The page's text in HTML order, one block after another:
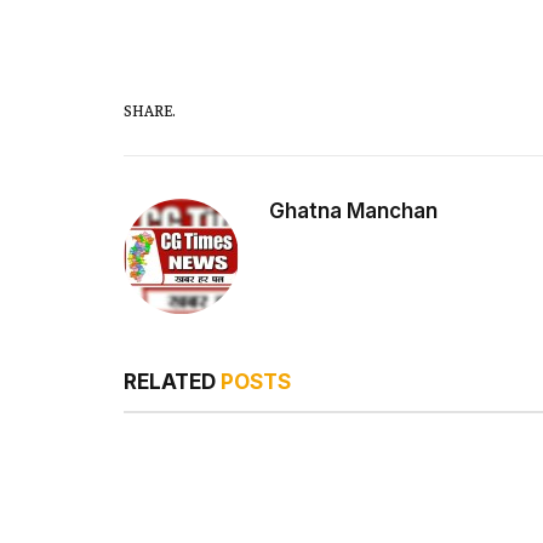
SHARE.
Ghatna Manchan
RELATED POSTS